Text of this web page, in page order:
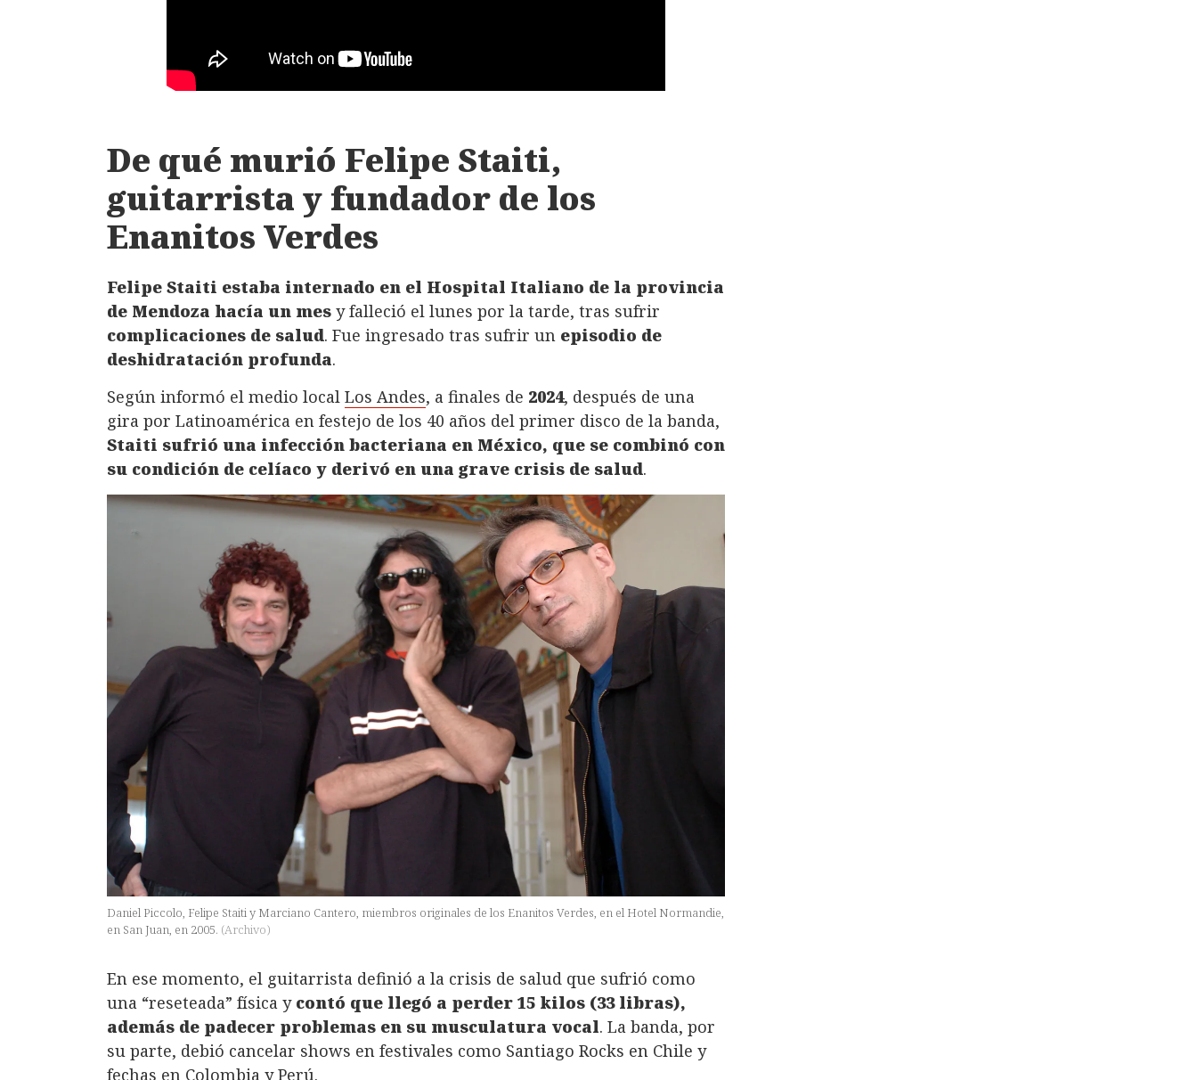
De qué murió Felipe Staiti,
guitarrista y fundador de los
Enanitos Verdes
Felipe Staiti estaba internado en el Hospital Italiano de la provincia
de Mendoza hacía un mes y falleció el lunes por la tarde, tras sufrir
complicaciones de salud. Fue ingresado tras sufrir un episodio de
deshidratación profunda.
Según informó el medio local Los Andes, a finales de 2024, después de una
gira por Latinoamérica en festejo de los 40 años del primer disco de la banda,
Staiti sufrió una infección bacteriana en México, que se combinó con
su condición de celíaco y derivó en una grave crisis de salud.
Daniel Piccolo, Felipe Staiti y Marciano Cantero, miembros originales de los Enanitos Verdes, en el Hotel Normandie,
en San Juan, en 2005. (Archivo)
En ese momento, el guitarrista definió a la crisis de salud que sufrió como
una “reseteada” física y contó que llegó a perder 15 kilos (33 libras),
además de padecer problemas en su musculatura vocal. La banda, por
su parte, debió cancelar shows en festivales como Santiago Rocks en Chile y
fechas en Colombia y Perú.